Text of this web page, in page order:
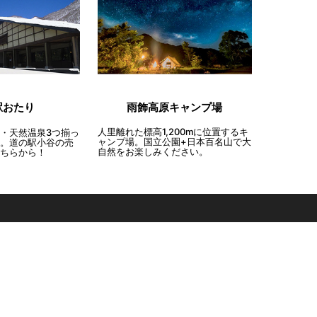
たり
天然温泉3つ揃っ
道の駅小谷の売
らから！
雨飾高原キャンプ場
人里離れた標高1,200mに位置するキ
ャンプ場。国立公園+日本百名山で大
自然をお楽しみください。